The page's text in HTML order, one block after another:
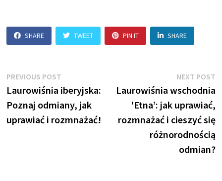
SHARE TWEET PIN IT SHARE
Nawigacja
wpisu
PREVIOUS POST
post:
Laurowiśnia iberyjska:
Poznaj odmiany, jak
uprawiać i rozmnażać!
NEXT POST
Laurowiśnia wschodnia
'Etna’: jak uprawiać,
rozmnażać i cieszyć się
różnorodnością
odmian?